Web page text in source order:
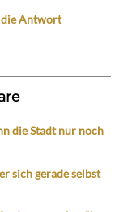
die Antwort
die Stadt nur noch
sich gerade selbst